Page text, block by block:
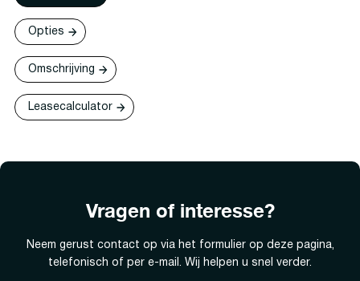
Opties
Omschrijving
Leasecalculator
Vragen of interesse?
Neem gerust contact op via het formulier op deze pagina,
telefonisch of per e-mail. Wij helpen u snel verder.